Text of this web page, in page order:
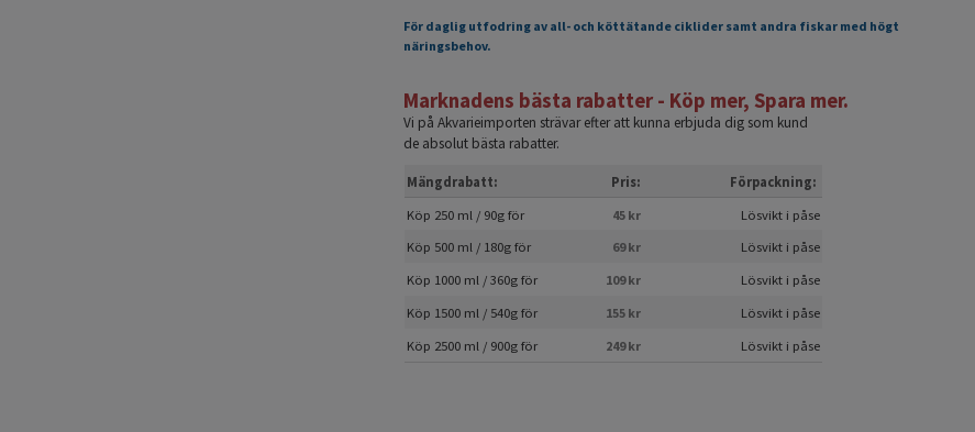
För daglig utfodring av all- och köttätande ciklider samt andra fiskar med högt
näringsbehov.
Marknadens bästa rabatter - Köp mer, Spara mer.
Vi på Akvarieimporten strävar efter att kunna erbjuda dig som kund
de absolut bästa rabatter.
Mängdrabatt: Pris:
Förpackning:
Köp 250 ml / 90g för
45 kr
Lösvikt i påse
Köp 500 ml / 180g för
69 kr
Lösvikt i påse
Köp 1000 ml / 360g för
109 kr
Lösvikt i påse
Köp 1500 ml / 540g för
155 kr
Lösvikt i påse
Köp 2500 ml / 900g för
249 kr Lösvikt i påse